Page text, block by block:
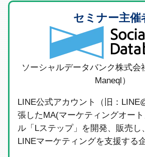
セミナー主催
ソーシャルデータバンク株式会
Maneql）
LINE公式アカウント（旧：
張したMA(マーケティングオー
ル「Lステップ」を開発、販売し
LINEマーケティングを支援する企